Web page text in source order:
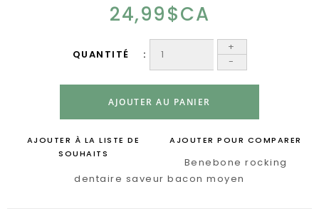
24,99$CA
QUANTITÉ
+
-
AJOUTER AU PANIER
AJOUTER À LA LISTE DE
SOUHAITS
AJOUTER POUR COMPARER
Benebone rocking
dentaire saveur bacon moyen